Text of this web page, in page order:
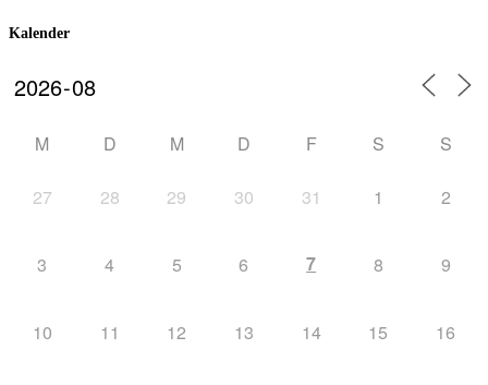
Kalender
M D M D F S S
27 28 29 30 31 1 2
3 4 5 6 7 8 9
10 11 12 13 14 15 16